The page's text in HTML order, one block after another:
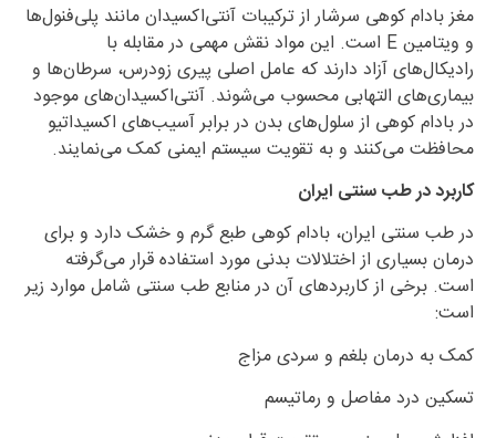
مغز بادام کوهی سرشار از ترکیبات آنتی‌اکسیدان مانند پلی‌فنول‌ها
و ویتامین E است. این مواد نقش مهمی در مقابله با
رادیکال‌های آزاد دارند که عامل اصلی پیری زودرس، سرطان‌ها و
بیماری‌های التهابی محسوب می‌شوند. آنتی‌اکسیدان‌های موجود
در بادام کوهی از سلول‌های بدن در برابر آسیب‌های اکسیداتیو
محافظت می‌کنند و به تقویت سیستم ایمنی کمک می‌نمایند.
کاربرد در طب سنتی ایران
در طب سنتی ایران، بادام کوهی طبع گرم و خشک دارد و برای
درمان بسیاری از اختلالات بدنی مورد استفاده قرار می‌گرفته
است. برخی از کاربردهای آن در منابع طب سنتی شامل موارد زیر
است:
کمک به درمان بلغم و سردی مزاج
تسکین درد مفاصل و رماتیسم